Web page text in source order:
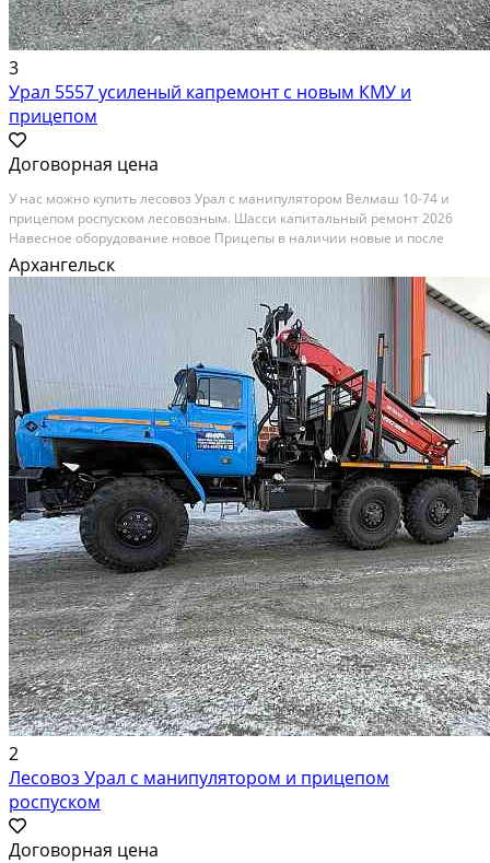
3
Урал 5557 усиленый капремонт с новым КМУ и
прицепом
Договорная цена
У нас можно купить лесовоз Урал с манипулятором Велмаш 10-74 и
прицепом роспуском лесовозным. Шасси капитальный ремонт 2026
Навесное оборудование новое Прицепы в наличии новые и после
капитального ремонта. Возможен лизинг Осуществляем доставку по
всей территории РФ Удобная форма оплаты:...
Архангельск
2
Лесовоз Урал с манипулятором и прицепом
роспуском
Договорная цена